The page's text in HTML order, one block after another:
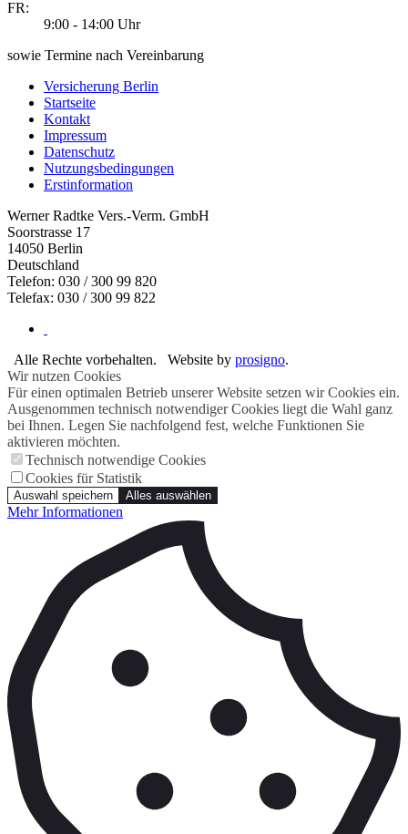
FR:
9:00 - 14:00 Uhr
sowie Termine nach Vereinbarung
Versicherung Berlin
Startseite
Kontakt
Impressum
Datenschutz
Nutzungsbedingungen
Erstinformation
Werner Radtke Vers.-Verm. GmbH
Soorstrasse 17
14050 Berlin
Deutschland
Telefon: 030 / 300 99 820
Telefax: 030 / 300 99 822
Alle Rechte vorbehalten. Website by prosigno.
Wir nutzen Cookies
Für einen optimalen Betrieb unserer Website setzen wir Cookies ein.
Ausgenommen technisch notwendiger Cookies liegt die Wahl ganz
bei Ihnen. Legen Sie nachfolgend fest, welche Funktionen Sie
aktivieren möchten.
Technisch notwendige Cookies
Cookies für Statistik
Auswahl speichern Alles auswählen
Mehr Informationen